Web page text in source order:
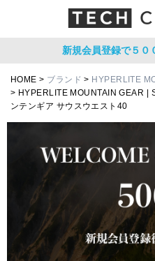
新規会員登録で５０
HOME ブランド
HYPERLITE
HYPERLITE MOUNTAIN GEAR |
ンテンギア サウスウエスト40